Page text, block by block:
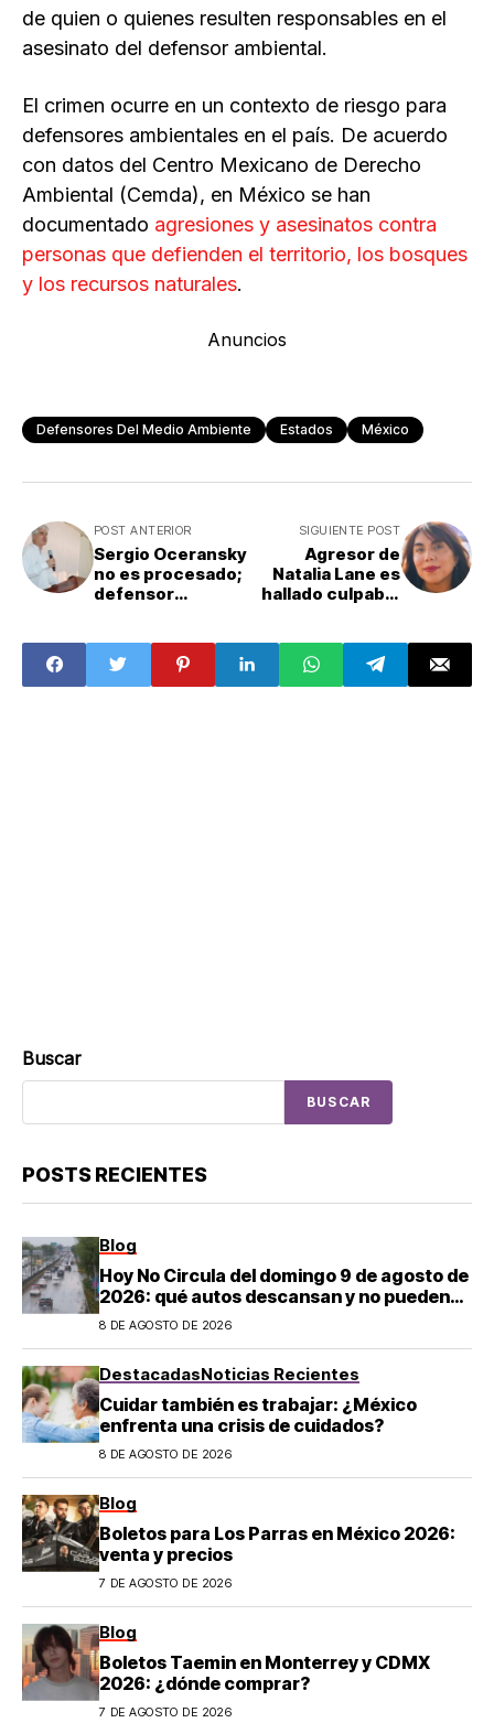
de quien o quienes resulten responsables en el
asesinato del defensor ambiental.
El crimen ocurre en un contexto de riesgo para
defensores ambientales en el país. De acuerdo
con datos del Centro Mexicano de Derecho
Ambiental (Cemda), en México se han
documentado agresiones y asesinatos contra
personas que defienden el territorio, los bosques
y los recursos naturales.
Anuncios
Defensores Del Medio Ambiente Estados México
POST ANTERIOR
Sergio Oceransky
no es procesado;
defensor
criminalización
SIGUIENTE POST
Agresor de
Natalia Lane es
hallado culpable
Buscar
BUSCAR
POSTS RECIENTES
Blog
Hoy No Circula del domingo 9 de agosto de
2026: qué autos descansan y no pueden
salir en CDMX y el Estado de México; estos
8 DE AGOSTO DE 2026
DestacadasNoticias Recientes
Cuidar también es trabajar: ¿México
enfrenta una crisis de cuidados?
8 DE AGOSTO DE 2026
Blog
Boletos para Los Parras en México 2026:
venta y precios
7 DE AGOSTO DE 2026
Blog
Boletos Taemin en Monterrey y CDMX
2026: ¿dónde comprar?
7 DE AGOSTO DE 2026